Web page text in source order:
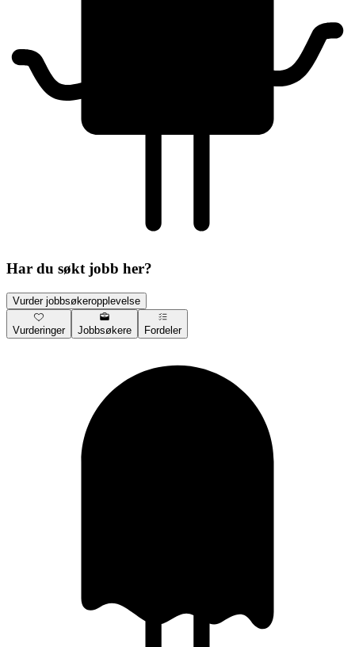
Har du søkt jobb her?
Vurder jobbsøkeropplevelse
Vurderinger Jobbsøkere Fordeler